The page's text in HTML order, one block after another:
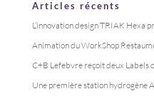
Articles récents
L’innovation design TRIAK Hexa
Animation du WorkShop
C+B Lefebvre reçoit deux Labels
Une première station hydrogène